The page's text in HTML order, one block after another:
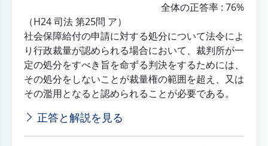
全体の正答率 : 76%
（H24 司法 第25問 ア）
社会保障給付の申請に対する処分について法令によ
り行政裁量が認められる場合において、裁判所が一
定の処分をすべき旨を命ずる判決をするためには、
その処分をしないことが裁量権の範囲を超え、又は
その濫用となると認められることが必要である。
正答と解説を見る